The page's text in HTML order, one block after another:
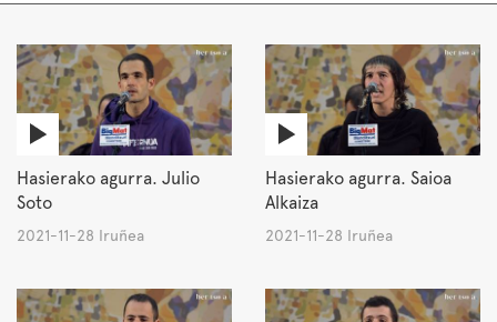
Hasierako agurra. Julio
Soto
2021-11-28 Iruñea
Hasierako agurra. Saioa
Alkaiza
2021-11-28 Iruñea